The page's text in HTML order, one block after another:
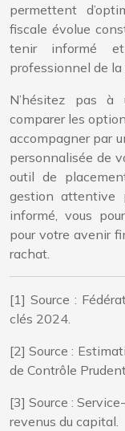
permettent
fiscale évolue
tenir informé
professionnel de
N’hésitez pas à
comparer les
accompagner par
personnalisée de
outil de
gestion attentive
informé, vous
pour votre avenir
rachat.
[1] Source :
clés 2024.
[2] Source :
de Contrôle
[3] Source :
revenus du capital.